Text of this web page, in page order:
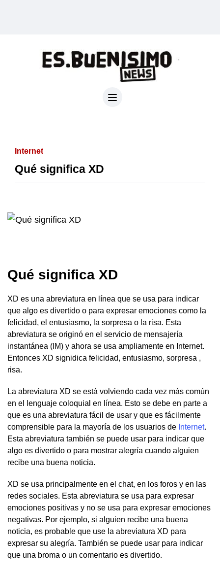
Internet
Qué significa XD
Qué significa XD
XD es una abreviatura en línea que se usa para indicar
que algo es divertido o para expresar emociones como la
felicidad, el entusiasmo, la sorpresa o la risa. Esta
abreviatura se originó en el servicio de mensajería
instantánea (IM) y ahora se usa ampliamente en Internet.
Entonces XD signidica felicidad, entusiasmo, sorpresa ,
risa.
La abreviatura XD se está volviendo cada vez más común
en el lenguaje coloquial en línea. Esto se debe en parte a
que es una abreviatura fácil de usar y que es fácilmente
comprensible para la mayoría de los usuarios de Internet.
Esta abreviatura también se puede usar para indicar que
algo es divertido o para mostrar alegría cuando alguien
recibe una buena noticia.
XD se usa principalmente en el chat, en los foros y en las
redes sociales. Esta abreviatura se usa para expresar
emociones positivas y no se usa para expresar emociones
negativas. Por ejemplo, si alguien recibe una buena
noticia, es probable que use la abreviatura XD para
expresar su alegría. También se puede usar para indicar
que una broma o un comentario es divertido.